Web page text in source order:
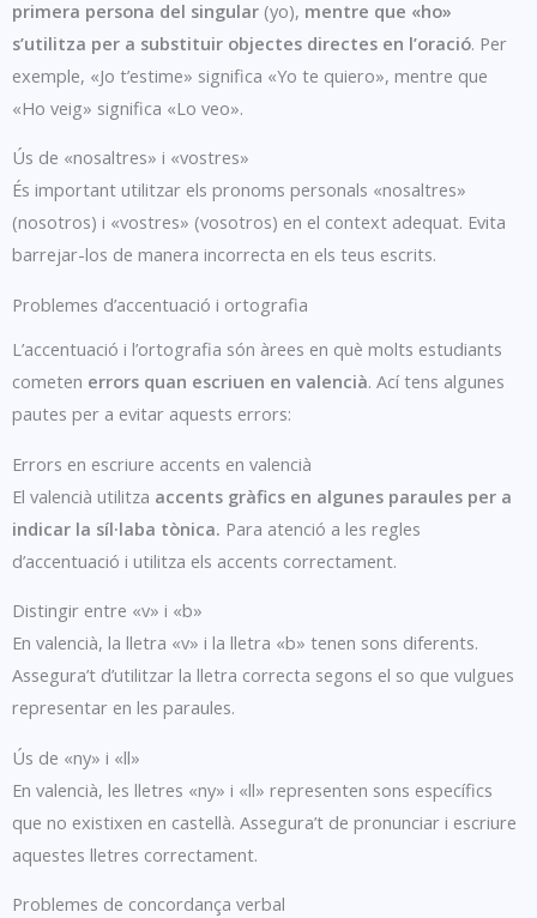
primera persona del singular (yo), mentre que «ho»
s’utilitza per a substituir objectes directes en l’oració. Per
exemple, «Jo t’estime» significa «Yo te quiero», mentre que
«Ho veig» significa «Lo veo».
Ús de «nosaltres» i «vostres»
És important utilitzar els pronoms personals «nosaltres»
(nosotros) i «vostres» (vosotros) en el context adequat. Evita
barrejar-los de manera incorrecta en els teus escrits.
Problemes d’accentuació i ortografia
L’accentuació i l’ortografia són àrees en què molts estudiants
cometen errors quan escriuen en valencià. Ací tens algunes
pautes per a evitar aquests errors:
Errors en escriure accents en valencià
El valencià utilitza accents gràfics en algunes paraules per a
indicar la síl·laba tònica. Para atenció a les regles
d’accentuació i utilitza els accents correctament.
Distingir entre «v» i «b»
En valencià, la lletra «v» i la lletra «b» tenen sons diferents.
Assegura’t d’utilitzar la lletra correcta segons el so que vulgues
representar en les paraules.
Ús de «ny» i «ll»
En valencià, les lletres «ny» i «ll» representen sons específics
que no existixen en castellà. Assegura’t de pronunciar i escriure
aquestes lletres correctament.
Problemes de concordança verbal